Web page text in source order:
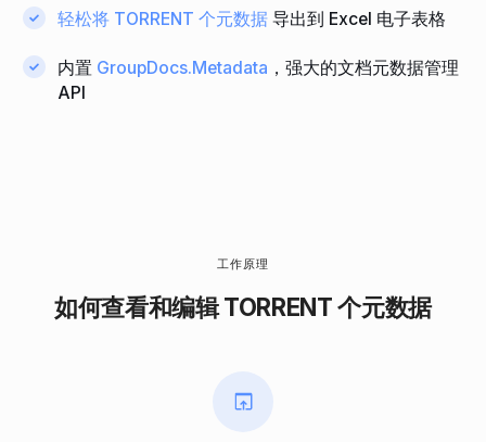
轻松将 TORRENT 个元数据导出到 Excel 电子表格
内置 GroupDocs.Metadata ，强大的文档元数据管理
API
工作原理
如何查看和编辑 TORRENT 个元数据